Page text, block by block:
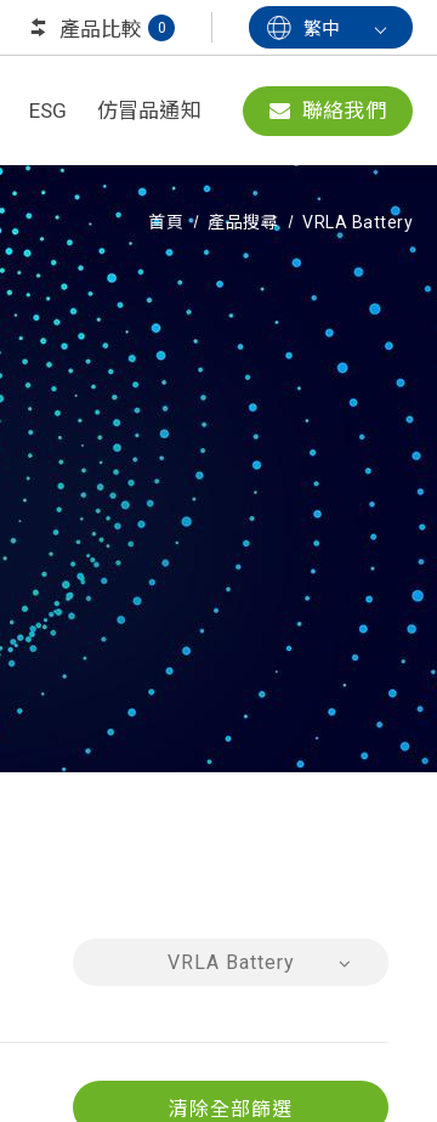
產品比較 0 繁中
ESG 仿冒品通知 聯絡我們
首頁 產品搜尋 VRLA Battery
VRLA Battery
清除全部篩選